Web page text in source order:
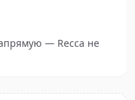
— Recca не